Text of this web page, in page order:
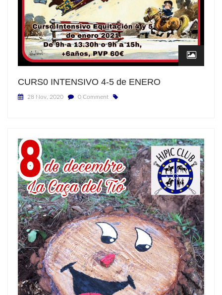
CURS0 INTENSIVO 4-5 de ENERO
28 Nov, 2020 0 Comment